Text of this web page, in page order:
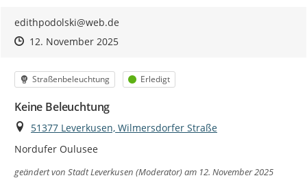
edithpodolski@web.de
Zeitpunkt des Erstellens
Zeitpunkt des Erstellens
12. November 2025Zur Äußerung
Kategorie
Straßenbeleuchtung Status
Erledigt
Keine Beleuchtung
Ort
51377 Leverkusen, Wilmersdorfer Straße
Nordufer Oulusee
geändert von Stadt Leverkusen (Moderator)am 12. November 2025